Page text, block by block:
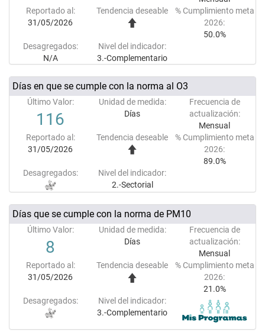
Reportado al:
31/05/2026
Tendencia deseable
% Cumplimiento meta
2026:
50.0%
Desagregados:
N/A
Nivel del indicador:
3.-Complementario
Días en que se cumple con la norma al O3
Último Valor:
116
Unidad de medida:
Días
Frecuencia de
actualización:
Mensual
Reportado al:
31/05/2026
Tendencia deseable
% Cumplimiento meta
2026:
89.0%
Desagregados:
Nivel del indicador:
2.-Sectorial
Días que se cumple con la norma de PM10
Último Valor:
8
Unidad de medida:
Días
Frecuencia de
actualización:
Mensual
Reportado al:
31/05/2026
Tendencia deseable
% Cumplimiento meta
2026:
21.0%
Desagregados:
Nivel del indicador:
3.-Complementario